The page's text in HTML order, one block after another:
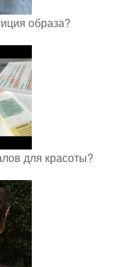
образа?
для красоты?